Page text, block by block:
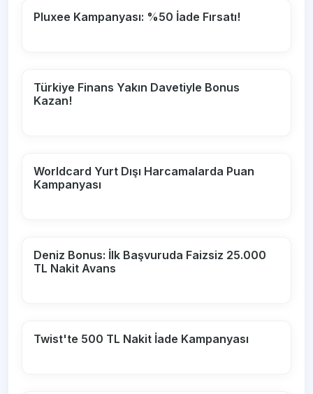
Pluxee Kampanyası: %50 İade Fırsatı!
Türkiye Finans Yakın Davetiyle Bonus
Kazan!
Worldcard Yurt Dışı Harcamalarda Puan
Kampanyası
Deniz Bonus: İlk Başvuruda Faizsiz 25.000
TL Nakit Avans
Twist'te 500 TL Nakit İade Kampanyası